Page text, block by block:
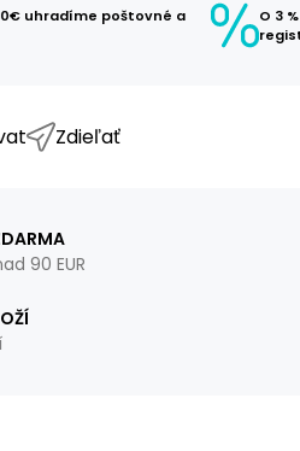
uhradíme poštovné a
O 3
Zdieľať
90 EUR